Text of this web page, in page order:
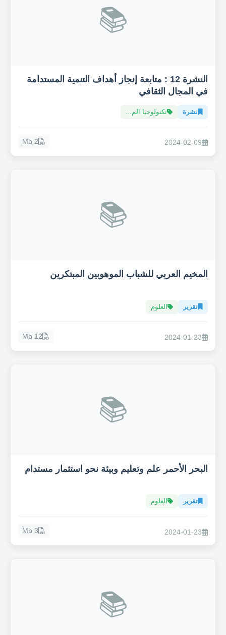
📚
النشرة 12 : متابعة إنجاز أهداف التنمية المستدامة
في المجال الثقافي
نشرة تكنولوجيا الم...
2024-02-09
2 Mb
📚
المخيم العربي للشباب الموهوبين المبتكرين
تقرير العلوم
2024-01-23
12 Mb
📚
البحر الأحمر علم وتعليم وبيئة نحو استثمار مستدام
تقرير العلوم
2024-01-23
3 Mb
📚